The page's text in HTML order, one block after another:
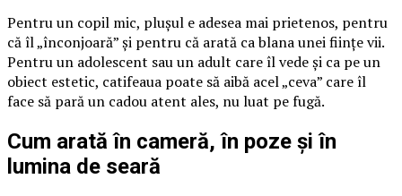
Pentru un copil mic, plușul e adesea mai prietenos, pentru
că îl „înconjoară” și pentru că arată ca blana unei ființe vii.
Pentru un adolescent sau un adult care îl vede și ca pe un
obiect estetic, catifeaua poate să aibă acel „ceva” care îl
face să pară un cadou atent ales, nu luat pe fugă.
Cum arată în cameră, în poze și în
lumina de seară